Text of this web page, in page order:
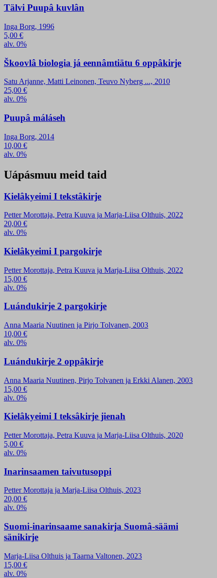
Tälvi Puupâ kuvlân
Inga Borg, 1996
5,00 €
alv. 0%
Škoovlâ biologia já eennâmtiätu 6 oppâkirje
Satu Arjanne, Matti Leinonen, Teuvo Nyberg ..., 2010
25,00 €
alv. 0%
Puupâ máláseh
Inga Borg, 2014
10,00 €
alv. 0%
Uápásmuu meid taid
Kielâkyeimi I tekstâkirje
Petter Morottaja, Petra Kuuva ja Marja-Liisa Olthuis, 2022
20,00 €
alv. 0%
Kielâkyeimi I pargokirje
Petter Morottaja, Petra Kuuva ja Marja-Liisa Olthuis, 2022
15,00 €
alv. 0%
Luándukirje 2 pargokirje
Anna Maaria Nuutinen ja Pirjo Tolvanen, 2003
10,00 €
alv. 0%
Luándukirje 2 oppâkirje
Anna Maaria Nuutinen, Pirjo Tolvanen ja Erkki Alanen, 2003
15,00 €
alv. 0%
Kielâkyeimi I teksâkirje jienah
Petter Morottaja, Petra Kuuva ja Marja-Liisa Olthuis, 2020
5,00 €
alv. 0%
Inarinsaamen taivutusoppi
Petter Morottaja ja Marja-Liisa Olthuis, 2023
20,00 €
alv. 0%
Suomi-inarinsaame sanakirja Suomâ-säämi
sänikirje
Marja-Liisa Olthuis ja Taarna Valtonen, 2023
15,00 €
alv. 0%